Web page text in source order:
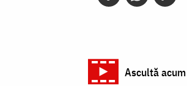
Ascultă acum